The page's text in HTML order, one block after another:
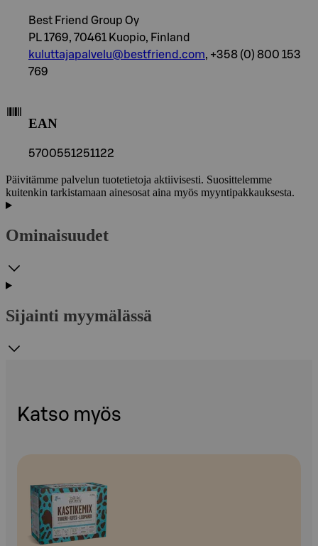
Best Friend Group Oy
PL 1769, 70461 Kuopio, Finland
kuluttajapalvelu@bestfriend.com, +358 (0) 800 153
769
EAN
5700551251122
Päivitämme palvelun tuotetietoja aktiivisesti. Suosittelemme
kuitenkin tarkistamaan ainesosat aina myös myyntipakkauksesta.
Ominaisuudet
Sijainti myymälässä
Katso myös